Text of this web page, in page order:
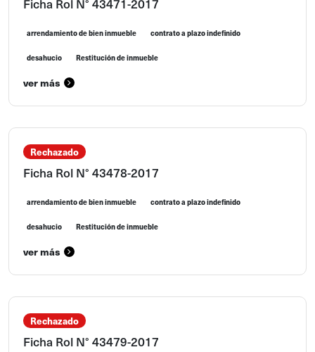
arrendamiento de bien inmueble contrato a plazo indefinido
desahucio Restitución de inmueble
ver más
Rechazado
Ficha Rol N° 43478-2017
arrendamiento de bien inmueble contrato a plazo indefinido
desahucio Restitución de inmueble
ver más
Rechazado
Ficha Rol N° 43479-2017